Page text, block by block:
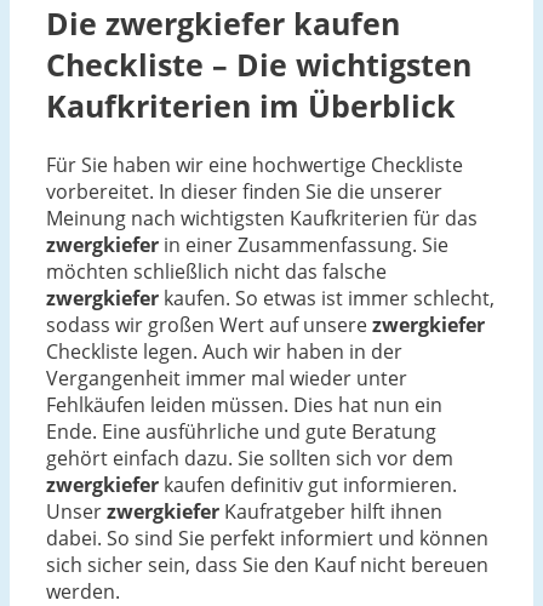
Die zwergkiefer kaufen
Checkliste – Die wichtigsten
Kaufkriterien im Überblick
Für Sie haben wir eine hochwertige Checkliste
vorbereitet. In dieser finden Sie die unserer
Meinung nach wichtigsten Kaufkriterien für das
zwergkiefer in einer Zusammenfassung. Sie
möchten schließlich nicht das falsche
zwergkiefer kaufen. So etwas ist immer schlecht,
sodass wir großen Wert auf unserezwergkiefer
Checkliste legen. Auch wir haben in der
Vergangenheit immer mal wieder unter
Fehlkäufen leiden müssen. Dies hat nun ein
Ende. Eine ausführliche und gute Beratung
gehört einfach dazu. Sie sollten sich vor dem
zwergkiefer kaufen definitiv gut informieren.
Unserzwergkiefer Kaufratgeber hilft ihnen
dabei. So sind Sie perfekt informiert und können
sich sicher sein, dass Sie den Kauf nicht bereuen
werden.